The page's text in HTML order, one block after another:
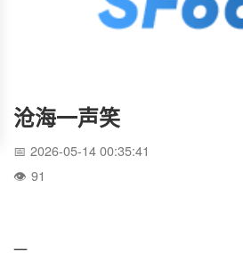
沧海一声笑
2026-05-14 00:35:41
91
一